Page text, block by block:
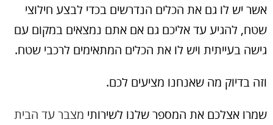
אשר יש לו גם את הכלים הנדרשים בכדי לבצע חילוצי
שטח, להגיע עד אליכם גם אם אתם נמצאים במקום עם
גישה בעייתית ויש לו את הכלים המתאימים לרכבי שטח.
וזה בדיוק מה שאנחנו מציעים לכם.
שמרו אצלכם את המספר שלנו לשירותי מצבר עד הבית